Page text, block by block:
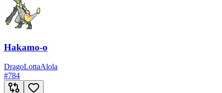
Hakamo-o
DragoLottaAlola
#784